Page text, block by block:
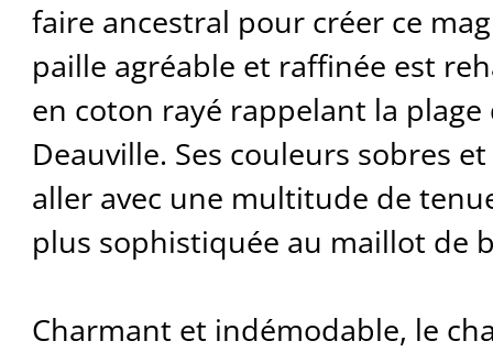
faire ancestral pour créer ce
paille agréable et raffinée est
en coton rayé rappelant la plage
Deauville. Ses couleurs sobres
aller avec une multitude de
plus sophistiquée au maillot de
Charmant et indémodable, le